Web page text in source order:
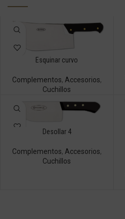
Esquinar curvo
Complementos, Accesorios,
Cuchillos
Desollar 4
Complementos, Accesorios,
Cuchillos